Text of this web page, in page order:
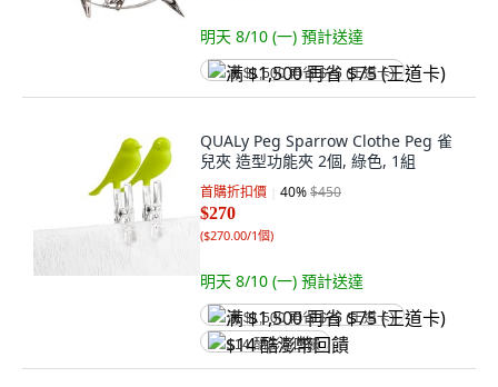
明天 8/10 (一) 預計送達
满 $1,500 再省 $75 (王道卡)
QUALy Peg Sparrow Clothe Peg 雀
兒夾 造型功能夾 2個, 綠色, 1組
首購折扣價 40%$450
$270
($270.00/1個)
明天 8/10 (一) 預計送達
满 $1,500 再省 $75 (王道卡)
$14 酷澎幣回饋